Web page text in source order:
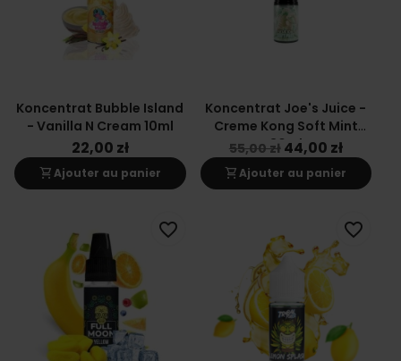
Koncentrat Bubble Island
- Vanilla N Cream 10ml
22,00 zł
shopping_cartAjouter au panier
Koncentrat Joe's Juice -
Creme Kong Soft Mint
30ml
55,00 zł 44,00 zł
shopping_cartAjouter au panier
favorite_border favorite_border